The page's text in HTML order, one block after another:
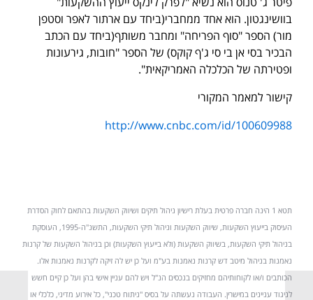
בוושינגטון. הוא אחד ממחברי(ביחד עם ארתור לאפר וסטפן
מור) הספר "סוף הפריחה" ומחבר משותף(ביחד עם הכתב
הבכיר בסי אן בי סי ג'ף קוקס) של הספר "חובות, גירעונות
ופטירתה של הכלכלה האמריקאית".
קישור למאמר המקורי
http://www.cnbc.com/id/100609988
תטא 1 הינה חברה פרטית בעלת רישיון ניהול תיקים ושיווק השקעות בהתאם לחוק הסדרת
העיסוק בייעוץ השקעות, שיווק השקעות וניהול תיקי השקעות, התשנ"ה-1995, העוסקת
בניהול תיקי השקעות, בשיווק השקעות (ולא בייעוץ השקעות) וכן בניהול השקעות של קרנות
נאמנות בניהול מיטב דש קרנות נאמנות בע"מ ועל כן יש לה זיקה לקרנות נאמנות אלו.
הכותבים ו/או לקוחותיהם מחזיקים בנכסים הנ"ל ויש להם עניין אישי בהן ועל כן קיים חשש
לניגוד עניינים במישרין. העבודה נעשתה על בסיס "ניתוח טכני", כל אירוע מדיני, כלכלי או